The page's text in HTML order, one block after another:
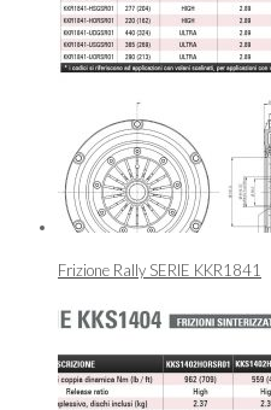
Frizione Rally SERIE KKR1841